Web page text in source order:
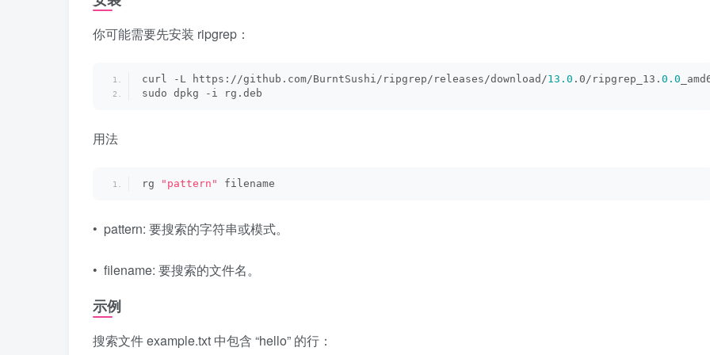
你可能需要先安装 ripgrep：
curl -L https://github.com/BurntSushi/ripgrep/releases/download/13.0 .0/ripgrep_13. 0.0
sudo dpkg -i rg.deb
用法
rg "pattern" filename
• pattern: 要搜索的字符串或模式。
• filename: 要搜索的文件名。
示例
搜索文件 example.txt 中包含 “hello” 的行：